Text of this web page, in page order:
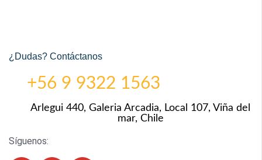
¿Dudas? Contáctanos
+56 9 9322 1563
Arlegui 440, Galeria Arcadia, Local 107, Viña del
mar, Chile
Síguenos: